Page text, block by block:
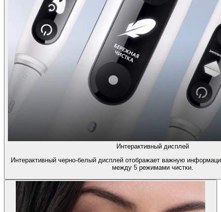
Интерактивный дисплей
Интерактивный черно-белый дисплей отображает важную
между 5 режимами чистки.